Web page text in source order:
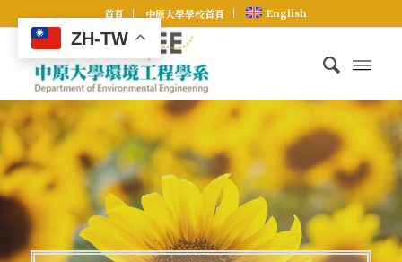
首頁 中原大學學校首頁 English
ZH-TW